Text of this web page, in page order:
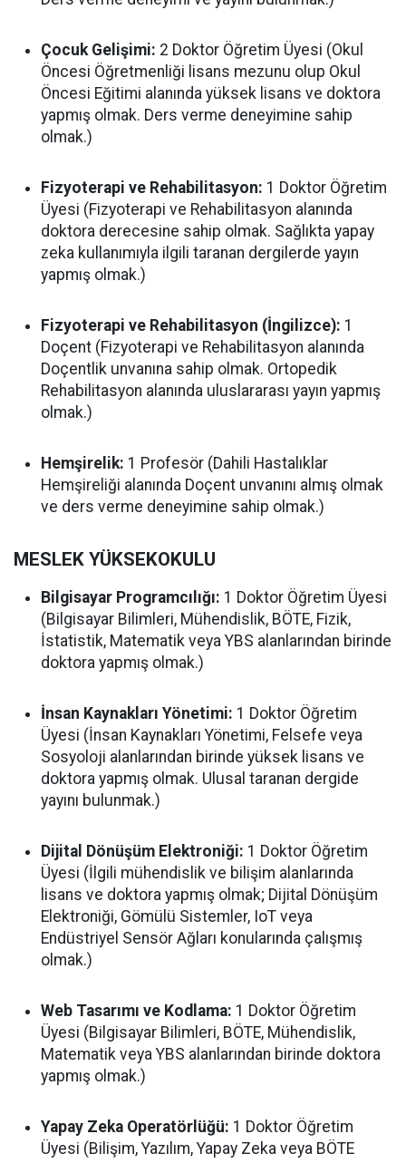
Çocuk Gelişimi: 2 Doktor Öğretim Üyesi (Okul
Öncesi Öğretmenliği lisans mezunu olup Okul
Öncesi Eğitimi alanında yüksek lisans ve doktora
yapmış olmak. Ders verme deneyimine sahip
olmak.)
Fizyoterapi ve Rehabilitasyon: 1 Doktor Öğretim
Üyesi (Fizyoterapi ve Rehabilitasyon alanında
doktora derecesine sahip olmak. Sağlıkta yapay
zeka kullanımıyla ilgili taranan dergilerde yayın
yapmış olmak.)
Fizyoterapi ve Rehabilitasyon (İngilizce): 1
Doçent (Fizyoterapi ve Rehabilitasyon alanında
Doçentlik unvanına sahip olmak. Ortopedik
Rehabilitasyon alanında uluslararası yayın yapmış
olmak.)
Hemşirelik: 1 Profesör (Dahili Hastalıklar
Hemşireliği alanında Doçent unvanını almış olmak
ve ders verme deneyimine sahip olmak.)
MESLEK YÜKSEKOKULU
Bilgisayar Programcılığı: 1 Doktor Öğretim Üyesi
(Bilgisayar Bilimleri, Mühendislik, BÖTE, Fizik,
İstatistik, Matematik veya YBS alanlarından birinde
doktora yapmış olmak.)
İnsan Kaynakları Yönetimi: 1 Doktor Öğretim
Üyesi (İnsan Kaynakları Yönetimi, Felsefe veya
Sosyoloji alanlarından birinde yüksek lisans ve
doktora yapmış olmak. Ulusal taranan dergide
yayını bulunmak.)
Dijital Dönüşüm Elektroniği: 1 Doktor Öğretim
Üyesi (İlgili mühendislik ve bilişim alanlarında
lisans ve doktora yapmış olmak; Dijital Dönüşüm
Elektroniği, Gömülü Sistemler, IoT veya
Endüstriyel Sensör Ağları konularında çalışmış
olmak.)
Web Tasarımı ve Kodlama: 1 Doktor Öğretim
Üyesi (Bilgisayar Bilimleri, BÖTE, Mühendislik,
Matematik veya YBS alanlarından birinde doktora
yapmış olmak.)
Yapay Zeka Operatörlüğü: 1 Doktor Öğretim
Üyesi (Bilişim, Yazılım, Yapay Zeka veya BÖTE